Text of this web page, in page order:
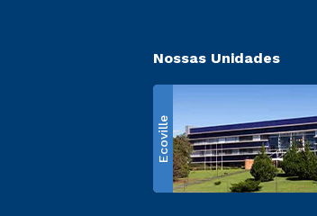
Nossas Unidades
Ecoville